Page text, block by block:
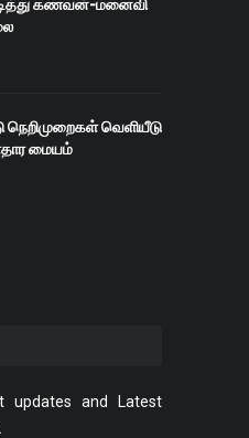
கணவன்-மனைவி
நெறிமுறைகள் வெளியீடு
மையம்
updates and Latest